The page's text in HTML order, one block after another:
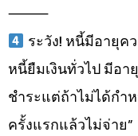
⸻
ระวัง! หนี้มีอายุค
หนี้ยืมเงินทั่วไป มีอ
ชำระแต่ถ้าไม่ได้กำ
ครั้งแรกแล้วไม่จ่าย”